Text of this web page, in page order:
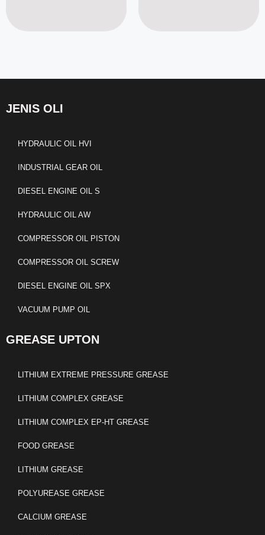
JENIS OLI
HYDRAULIC OIL HVI
INDUSTRIAL GEAR OIL
DIESEL ENGINE OIL S
HYDRAULIC OIL AW
COMPRESSOR OIL PISTON
COMPRESSOR OIL SCREW
DIESEL ENGINE OIL SPX
VACUUM PUMP OIL
GREASE UPTON
LITHIUM EXTREME PRESSURE GREASE
LITHIUM COMPLEX GREASE
LITHIUM COMPLEX EP-HT GREASE
FOOD GREASE
LITHIUM GREASE
POLYUREASE GREASE
CALCIUM GREASE